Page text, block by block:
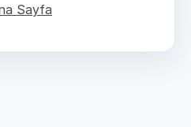
Sayfa